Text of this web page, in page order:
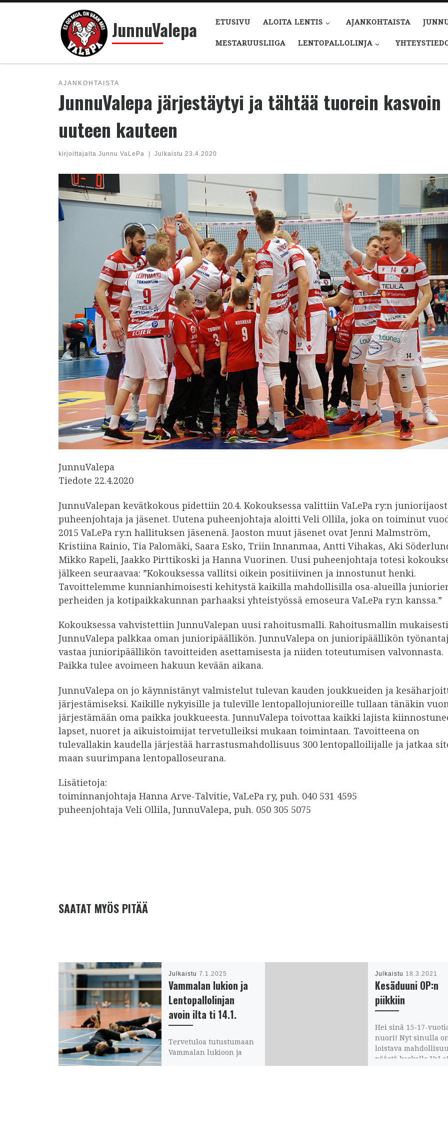
Skip to content
JunnuValepa ETUSIVU ALOITA LENTIS AJANKOHTAISTA
MESTARUUSLIIGA LENTOPALLOLINJA
AJANKOHTAISTA
JunnuValepa järjestäytyi ja tähtää tuorein kasvoin
uuteen kauteen
kirjoittajalta Junnu VaLePa | Julkaistu 23.4.2020
JunnuValepa
Tiedote 22.4.2020
JunnuValepan kevätkokous pidettiin 20.4. Kokouksessa valittiin VaLePa ry:n
puheenjohtaja ja jäsenet. Uutena puheenjohtaja aloitti Veli Ollila, joka on toiminut
2015 VaLePa ry:n hallituksen jäsenenä. Jaoston muut jäsenet ovat Jenni Malmström,
Kristiina Rainio, Tia Palomäki, Saara Esko, Triin Innanmaa, Antti Vihakas, Aki
Mikko Rapeli, Jaakko Pirttikoski ja Hanna Vuorinen. Uusi puheenjohtaja totesi
jälkeen seuraavaa: ”Kokouksessa vallitsi oikein positiivinen ja innostunut henki.
Tavoittelemme kunnianhimoisesti kehitystä kaikilla mahdollisilla osa-alueilla
perheiden ja kotipaikkakunnan parhaaksi yhteistyössä emoseura VaLePa ry:n kanssa.”
Kokouksessa vahvistettiin JunnuValepan uusi rahoitusmalli. Rahoitusmallin mukaisesti
JunnuValepa palkkaa oman junioripäällikön. JunnuValepa on junioripäällikön
vastaa junioripäällikön tavoitteiden asettamisesta ja niiden toteutumisen valvonnasta.
Paikka tulee avoimeen hakuun kevään aikana.
JunnuValepa on jo käynnistänyt valmistelut tulevan kauden joukkueiden ja
järjestämiseksi. Kaikille nykyisille ja tuleville lentopallojunioreille tullaan tänäkin
järjestämään oma paikka joukkueesta. JunnuValepa toivottaa kaikki lajista
lapset, nuoret ja aikuistoimijat tervetulleiksi mukaan toimintaan. Tavoitteena on
tulevallakin kaudella järjestää harrastusmahdollisuus 300 lentopalloilijalle ja jatkaa
maan suurimpana lentopalloseurana.
Lisätietoja:
toiminnanjohtaja Hanna Arve-Talvitie, VaLePa ry, puh. 040 531 4595
puheenjohtaja Veli Ollila, JunnuValepa, puh. 050 305 5075
SAATAT MYÖS PITÄÄ
Julkaistu7.1.2025
Vammalan lukion ja
Lentopallolinjan
avoin ilta ti 14.1.
Tervetuloa tutustumaan
Vammalan lukioon ja
Julkaistu 18.3.2021
Kesäduuni OP:n
piikkiin
Hei sinä 15-17-
nuori! Nyt sinulla on
loistava
päästä keskelle